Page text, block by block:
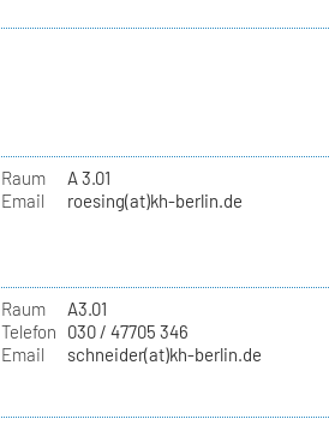
Raum
A 3.01
Email
roesing(at)kh-berlin.de
Raum
A3.01
Telefon
030 / 47705 346
Email
schneider(at)kh-berlin.de